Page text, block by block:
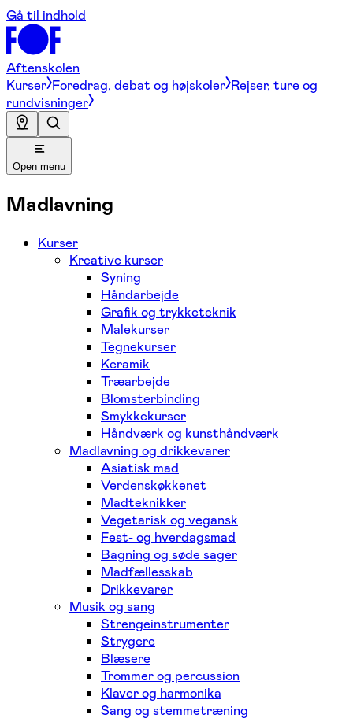
Gå til indhold
Aftenskolen
Kurser Foredrag, debat og højskoler Rejser, ture og
rundvisninger
Open menu
Madlavning
Kurser
Kreative kurser
Syning
Håndarbejde
Grafik og trykketeknik
Malekurser
Tegnekurser
Keramik
Træarbejde
Blomsterbinding
Smykkekurser
Håndværk og kunsthåndværk
Madlavning og drikkevarer
Asiatisk mad
Verdenskøkkenet
Madteknikker
Vegetarisk og vegansk
Fest- og hverdagsmad
Bagning og søde sager
Madfællesskab
Drikkevarer
Musik og sang
Strengeinstrumenter
Strygere
Blæsere
Trommer og percussion
Klaver og harmonika
Sang og stemmetræning